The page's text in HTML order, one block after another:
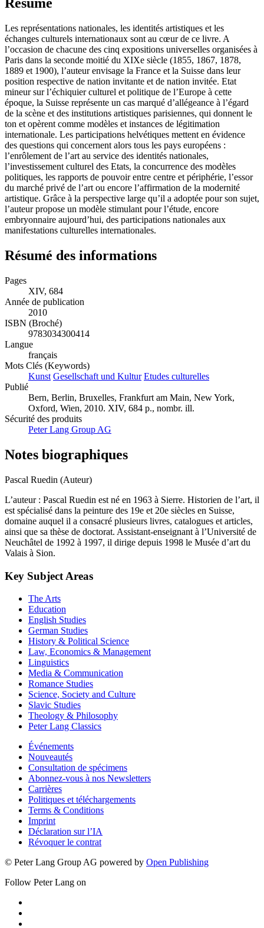
Résumé
Les représentations nationales, les identités artistiques et les
échanges culturels internationaux sont au cœur de ce livre. A
l’occasion de chacune des cinq expositions universelles organisées à
Paris dans la seconde moitié du XIXe siècle (1855, 1867, 1878,
1889 et 1900), l’auteur envisage la France et la Suisse dans leur
position respective de nation invitante et de nation invitée. Etat
mineur sur l’échiquier culturel et politique de l’Europe à cette
époque, la Suisse représente un cas marqué d’allégeance à l’égard
de la scène et des institutions artistiques parisiennes, qui donnent le
ton et opèrent comme modèles et instances de légitimation
internationale. Les participations helvétiques mettent en évidence
des questions qui concernent alors tous les pays européens :
l’enrôlement de l’art au service des identités nationales,
l’investissement culturel des Etats, la concurrence des modèles
politiques, les rapports de pouvoir entre centre et périphérie, l’essor
du marché privé de l’art ou encore l’affirmation de la modernité
artistique. Grâce à la perspective large qu’il a adoptée pour son sujet,
l’auteur propose un modèle stimulant pour l’étude, encore
embryonnaire aujourd’hui, des participations nationales aux
manifestations culturelles internationales.
Résumé des informations
Pages
XIV, 684
Année de publication
2010
ISBN (Broché)
9783034300414
Langue
français
Mots Clés (Keywords)
Kunst Gesellschaft und Kultur Etudes culturelles
Publié
Bern, Berlin, Bruxelles, Frankfurt am Main, New York,
Oxford, Wien, 2010. XIV, 684 p., nombr. ill.
Sécurité des produits
Peter Lang Group AG
Notes biographiques
Pascal Ruedin (Auteur)
L’auteur : Pascal Ruedin est né en 1963 à Sierre. Historien de l’art, il
est spécialisé dans la peinture des 19e et 20e siècles en Suisse,
domaine auquel il a consacré plusieurs livres, catalogues et articles,
ainsi que sa thèse de doctorat. Assistant-enseignant à l’Université de
Neuchâtel de 1992 à 1997, il dirige depuis 1998 le Musée d’art du
Valais à Sion.
Key Subject Areas
The Arts
Education
English Studies
German Studies
History & Political Science
Law, Economics & Management
Linguistics
Media & Communication
Romance Studies
Science, Society and Culture
Slavic Studies
Theology & Philosophy
Peter Lang Classics
Événements
Nouveautés
Consultation de spécimens
Abonnez-vous à nos Newsletters
Carrières
Politiques et téléchargements
Terms & Conditions
Imprint
Déclaration sur l’IA
Révoquer le contrat
© Peter Lang Group AG powered by Open Publishing
Follow Peter Lang on